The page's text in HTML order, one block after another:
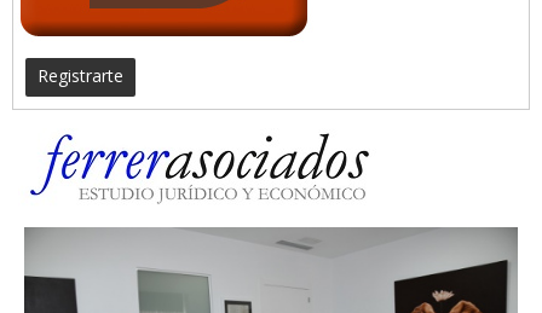
Registrarte